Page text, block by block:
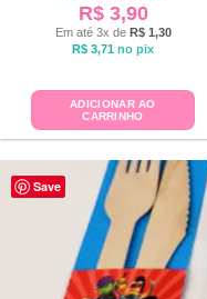
R$3,90
Em até 3x de R$1,30
R$ 3,71 no pix
ADICIONAR AO
CARRINHO
Save